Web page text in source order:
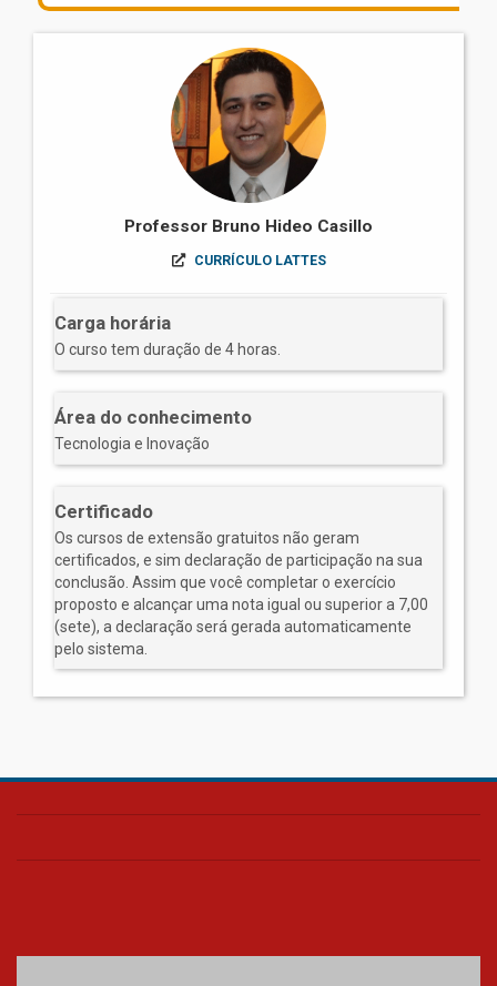
Professor Bruno Hideo Casillo
CURRÍCULO LATTES
Carga horária
O curso tem duração de 4 horas.
Área do conhecimento
Tecnologia e Inovação
Certificado
Os cursos de extensão gratuitos não geram
certificados, e sim declaração de participação na sua
conclusão. Assim que você completar o exercício
proposto e alcançar uma nota igual ou superior a 7,00
(sete), a declaração será gerada automaticamente
pelo sistema.